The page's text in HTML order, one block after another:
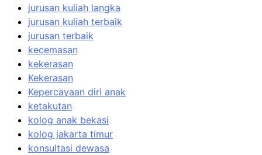
jurusan kuliah langka
jurusan kuliah terbaik
jurusan terbaik
kecemasan
kekerasan
Kekerasan
Kepercayaan diri anak
ketakutan
kolog anak bekasi
kolog jakarta timur
konsultasi dewasa